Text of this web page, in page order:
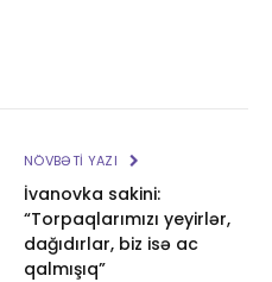
NÖVBƏTI YAZI
İvanovka sakini:
“Torpaqlarımızı yeyirlər,
dağıdırlar, biz isə ac
qalmışıq”